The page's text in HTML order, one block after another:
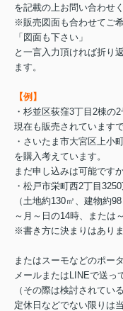
を記載の上お問い合わせく
※販売図面も合わせてご
「図面も下さい」
と一言入力頂ければ折り
ます。
【例】
・杉並区荻窪3丁目2棟の
現在も販売されています
・さいたま市大宮区上小
を購入考えています。
まだ申し込みは可能です
・松戸市栄町西2丁目
（土地約130㎡、建物約
～月～日の14時、または
※書き方に決まりはあり
またはスーモなどのポー
メールまたはLINEで送っ
（その際は検討されてい
定休日などでない限りは